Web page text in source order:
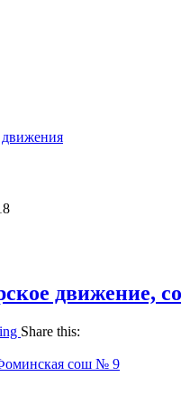
движения
движение,
Share this:
сош № 9